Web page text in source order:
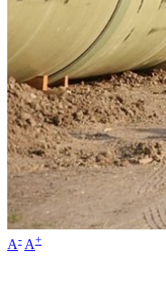
A- A+